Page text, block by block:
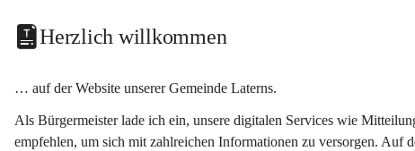
Herzlich willkommen
… auf der Website unserer Gemeinde Laterns.
Als Bürgermeister lade ich ein, unsere digitalen Services wie
empfehlen, um sich mit zahlreichen Informationen zu versorgen. Auf